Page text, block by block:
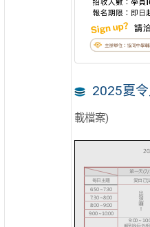
2025夏
載檔案)